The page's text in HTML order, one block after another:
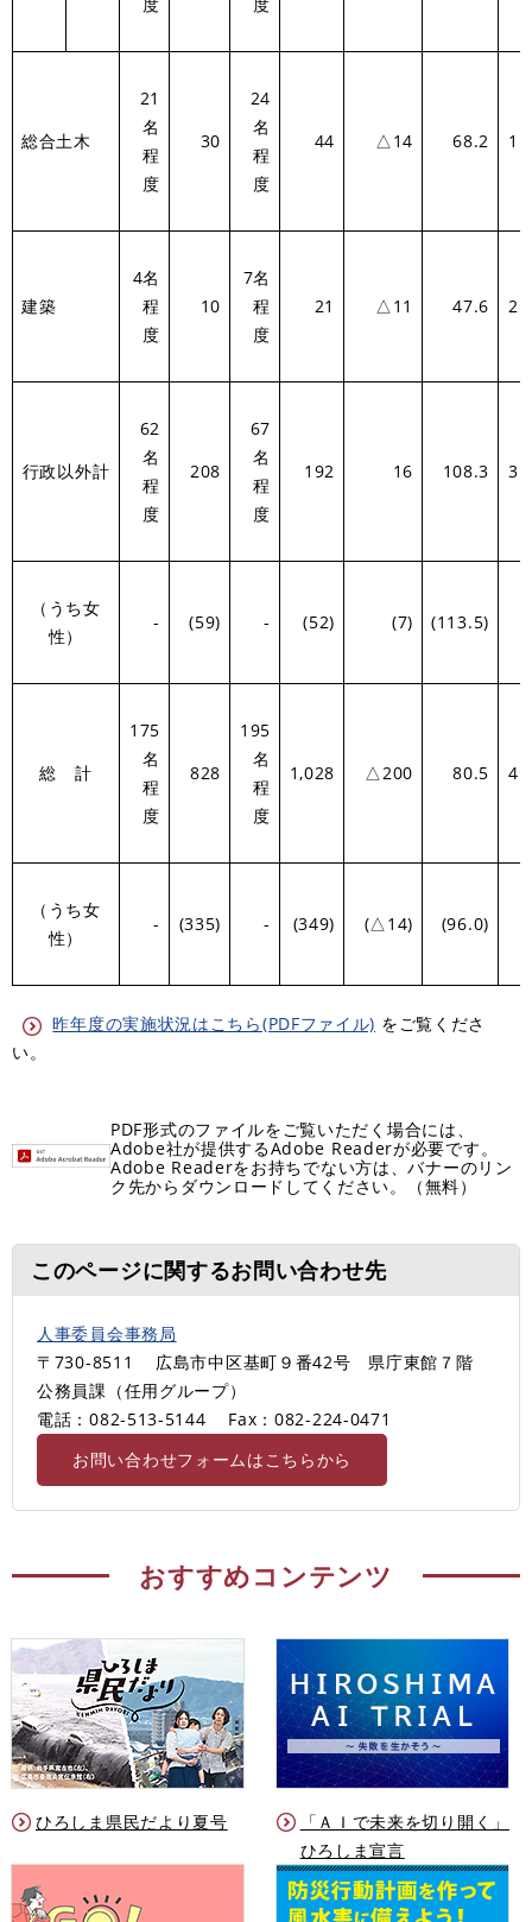
総合土木
21
名
程
度
30
24
名
程
度
44 △14 68.2
建築
4名
程
度
10
7名
程
度
21 △11 47.6
行政以外計
62
名
程
度
208
67
名
程
度
192 16 108.3
（うち女
性）
- (59) - (52) (7) (113.5)
総 計
175
名
程
度
828
195
名
程
度
1,028 △200 80.5
（うち女
性）
- (335) - (349) (△14) (96.0)
昨年度の実施状況はこちら(PDFファイル) をご覧くださ
い。
PDF形式のファイルをご覧いただく場合には、
Adobe社が提供するAdobe Readerが必要です。
Adobe Readerをお持ちでない方は、バナーのリン
ク先からダウンロードしてください。（無料）
このページに関するお問い合わせ先
人事委員会事務局
〒730-8511
広島市中区基町９番42号 県庁東館７階
公務員課（任用グループ）
電話：082-513-5144
Fax：082-224-0471
お問い合わせフォームはこちらから
おすすめコンテンツ
ひろしま県民だより夏号
「ＡＩで未来を切り開く」
ひろしま宣言